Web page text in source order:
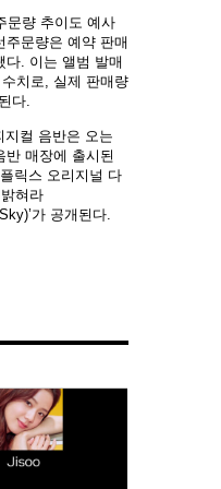
문량 추이도 예사
주문량은 예약 판매
다. 이는 앨범 발매
치로, 실제 판매량
다.
지컬 음반은 오는
반 매장에 출시된
릭스 오리지널 다
혀라
가 공개된다.